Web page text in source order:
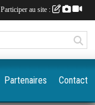
Partenaires Contact
Participer au site :